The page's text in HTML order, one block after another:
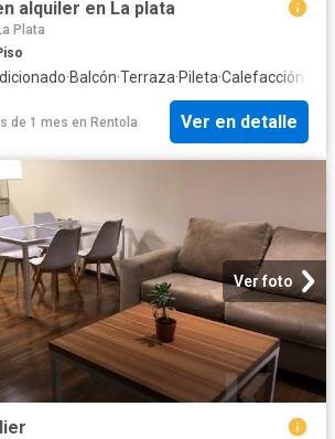
alquiler en La plata
Plata
·Balcón·Terraza·Pileta·Calefacción
de 1 mes en Rentola Ver en detalle
Ver foto